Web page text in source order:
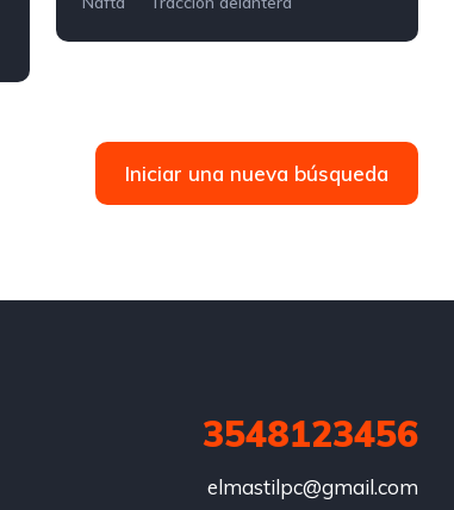
Iniciar una nueva búsqueda
3548123456
elmastilpc@gmail.com